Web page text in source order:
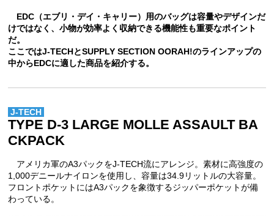
EDC（エブリ・デイ・キャリー）用のバッグは容量やデザインだ
けではなく、小物が効率よく収納できる機能性も重要なポイント
だ。
ここではJ-TECHとSUPPLY SECTION OORAH!のラインアップの
中からEDCに適した商品を紹介する。
J-TECH
TYPE D-3 LARGE MOLLE ASSAULT BA
CKPACK
アメリカ軍のA3パックをJ-TECH流にアレンジ。素材に高強度の
1,000デニールナイロンを使用し、容量は34.9リットルの大容量。
フロントポケットにはA3パックを象徴するジッパーポケットが備
わっている。